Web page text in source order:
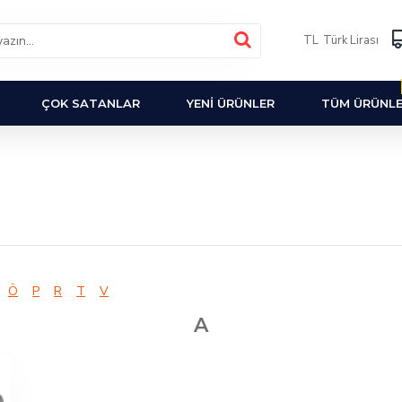
TL Türk Lirası
ÇOK SATANLAR YENI ÜRÜNLER TÜM
Ö P R T V
A